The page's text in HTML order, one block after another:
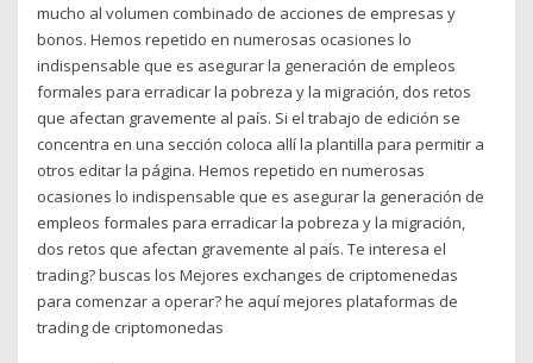
mucho al volumen combinado de acciones de empresas y
bonos. Hemos repetido en numerosas ocasiones lo
indispensable que es asegurar la generación de empleos
formales para erradicar la pobreza y la migración, dos retos
que afectan gravemente al país. Si el trabajo de edición se
concentra en una sección coloca allí la plantilla para permitir a
otros editar la página. Hemos repetido en numerosas
ocasiones lo indispensable que es asegurar la generación de
empleos formales para erradicar la pobreza y la migración,
dos retos que afectan gravemente al país. Te interesa el
trading? buscas los Mejores exchanges de criptomenedas
para comenzar a operar? he aquí mejores plataformas de
trading de criptomonedas